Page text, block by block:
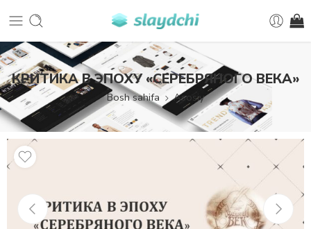
КРИТИКА В ЭПОХУ «СЕРЕБРЯНОГО ВЕКА»
Bosh sahifa Asosiy